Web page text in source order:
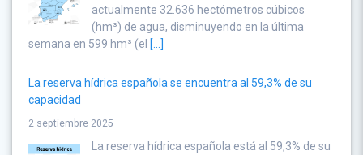
actualmente 32.636 hectómetros cúbicos
(hm³) de agua, disminuyendo en la última
semana en 599 hm³ (el [...]
La reserva hídrica española se encuentra al 59,3% de su
capacidad
2 septiembre 2025
La reserva hídrica española está al 59,3% de su